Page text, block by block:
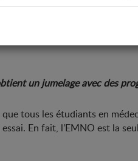
un jumelage avec des
tous les étudiants en
En fait, l’EMNO est la